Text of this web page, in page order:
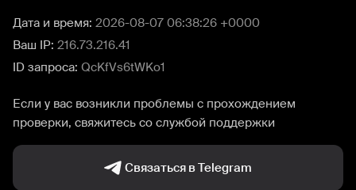
Дата и время: 2026-08-07 06:38:26 +0000
Ваш IP: 216.73.216.41
ID запроса: QcKfVs6tWKo1
Если у вас возникли проблемы с прохождением
проверки, свяжитесь со службой поддержки
Связаться в Telegram